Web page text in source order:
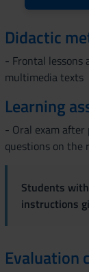
Didactic
- Frontal lessons
multimedia texts
Learning
- Oral exam
questions on the
Students
instructions
Evaluation